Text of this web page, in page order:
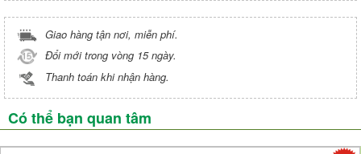
Giao hàng tận nơi, miễn phí.
Đổi mới trong vòng 15 ngày.
Thanh toán khi nhận hàng.
Có thể bạn quan tâm